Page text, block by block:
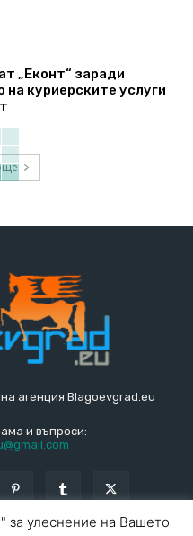
„Еконт“ заради
на куриерските услуги
агенция Blagoevgrad.eu
и въпроси:
за улеснение на Вашето